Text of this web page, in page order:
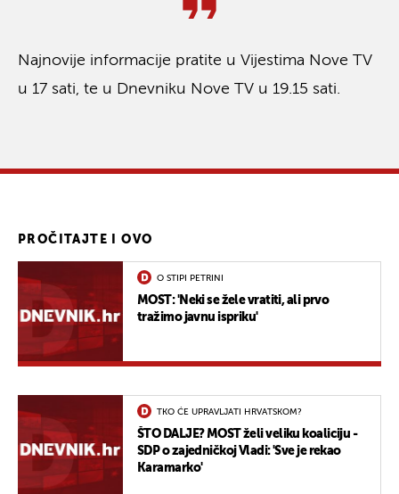
Najnovije informacije pratite u Vijestima Nove TV
u 17 sati, te u Dnevniku Nove TV u 19.15 sati.
PROČITAJTE I OVO
O STIPI PETRINI
MOST: 'Neki se žele vratiti, ali prvo
tražimo javnu ispriku'
TKO ĆE UPRAVLJATI HRVATSKOM?
ŠTO DALJE? MOST želi veliku koaliciju -
SDP o zajedničkoj Vladi: 'Sve je rekao
Karamarko'